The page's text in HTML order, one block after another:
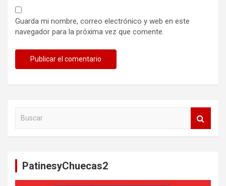
Guarda mi nombre, correo electrónico y web en este
navegador para la próxima vez que comente.
PatinesyChuecas2